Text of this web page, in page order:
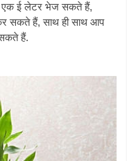
एक ई लेटर भेज सकते हैं,
सकते हैं, साथ ही साथ आप
हैं.